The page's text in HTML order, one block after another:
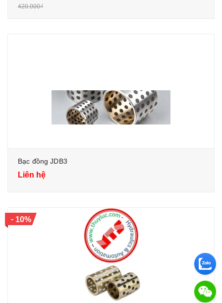
420.000₫
Bạc đồng JDB3
Liên hệ
-10%